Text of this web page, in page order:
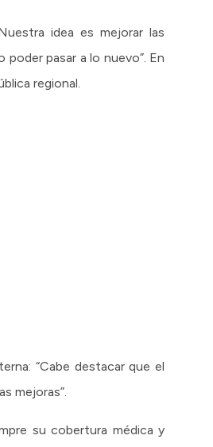
idea es mejorar las
pasar a lo nuevo”. En
regional.
“Cabe destacar que el
mejoras”.
su cobertura médica y